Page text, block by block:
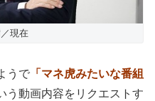
現在
うで 「マネ虎みたいな番組
う動画内容をリクエストす